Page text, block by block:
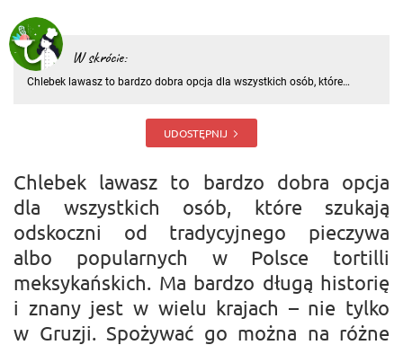
W skrócie:
Chlebek lawasz to bardzo dobra opcja dla wszystkich osób, które
wielu krajach – nie tylko w Gruzji. Spożywać go można na r
UDOSTĘPNIJ
Chlebek lawasz to bardzo dobra opcja
dla wszystkich osób, które szukają
odskoczni od tradycyjnego pieczywa
albo popularnych w Polsce tortilli
meksykańskich. Ma bardzo długą historię
i znany jest w wielu krajach – nie tylko
w Gruzji. Spożywać go można na różne